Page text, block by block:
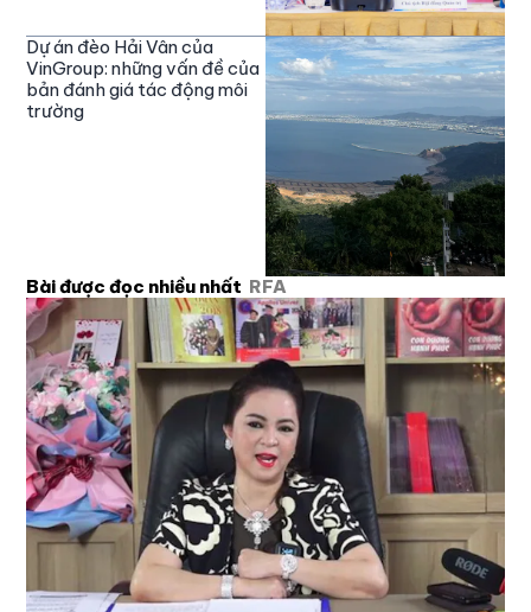
Dự án đèo Hải Vân của
VinGroup: những vấn đề của
bản đánh giá tác động môi
trường
Bài được đọc nhiều nhất RFA